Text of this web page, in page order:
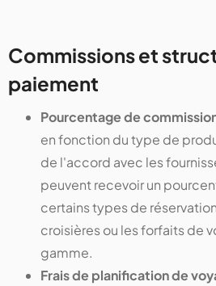
Commissions et
paiement
Pourcentage de
en fonction du type de
de l'accord avec les
peuvent recevoir un
certains types de
croisières ou les forfaits de
gamme.
Frais de planification de